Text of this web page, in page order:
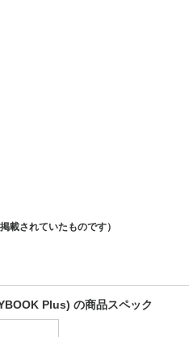
載されていたものです）
Plus) の商品スペック